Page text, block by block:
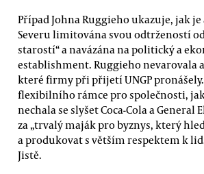
Případ Johna Ruggieho ukazuje, jak
Severu limitována svou odtržeností
starostí“ a navázána na politický a
establishment. Ruggieho nevarovala
které firmy při přijetí UNGP pronášely.
flexibilního rámce pro společnosti,
nechala se slyšet Coca-Cola a General
za „trvalý maják pro byznys, který
a produkovat s větším respektem k
Jistě.